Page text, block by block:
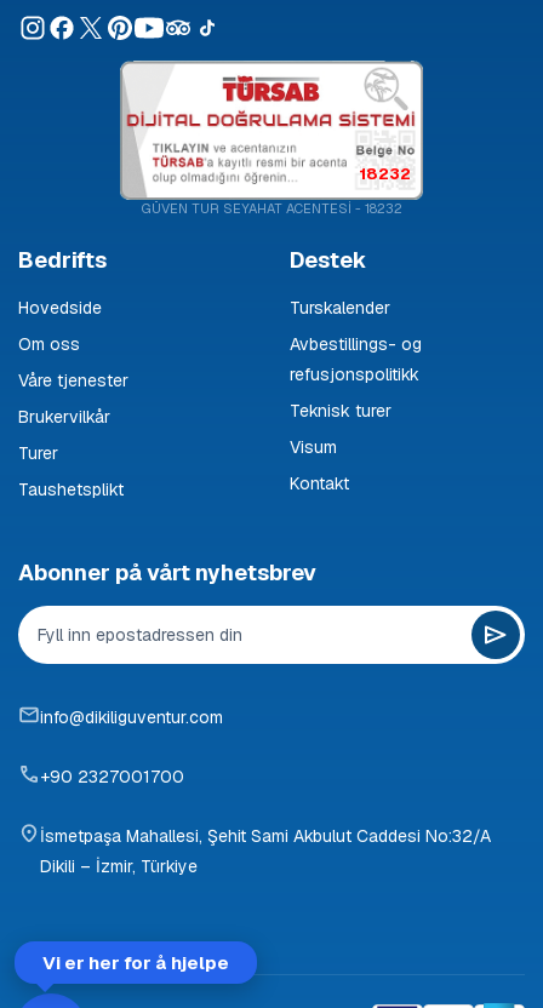
18232
GÜVEN TUR SEYAHAT ACENTESİ - 18232
Bedrifts
Hovedside
Om oss
Våre tjenester
Brukervilkår
Turer
Taushetsplikt
Destek
Turskalender
Avbestillings- og
refusjonspolitikk
Teknisk turer
Visum
Kontakt
Abonner på vårt nyhetsbrev
info@dikiliguventur.com
+90 2327001700
İsmetpaşa Mahallesi, Şehit Sami Akbulut Caddesi No:32/A
Dikili – İzmir, Türkiye
Vi er her for å hjelpe